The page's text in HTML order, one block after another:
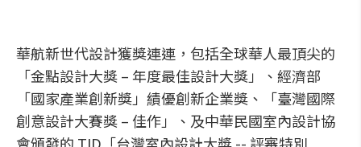
華航新世代設計獲獎連連，包括全球華人最頂尖的
「金點設計大獎 – 年度最佳設計大獎」、經濟部
「國家產業創新獎」績優創新企業獎、「臺灣國際
創意設計大賽獎 – 佳作」、及中華民國室內設計協